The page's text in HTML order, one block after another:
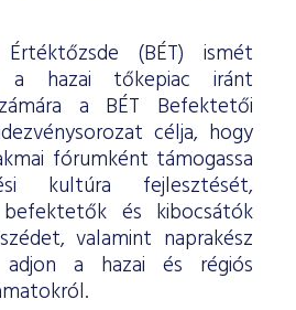
(BÉT) ismét
a hazai tőkepiac iránt
a BÉT Befektetői
célja, hogy
fórumként támogassa
kultúra fejlesztését,
és kibocsátók
valamint naprakész
adjon a hazai és régiós